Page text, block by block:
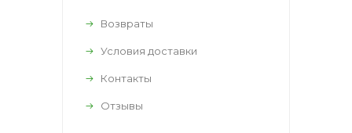
Возвраты
Условия доставки
Контакты
Отзывы